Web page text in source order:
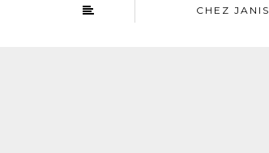
CHEZ JANIS